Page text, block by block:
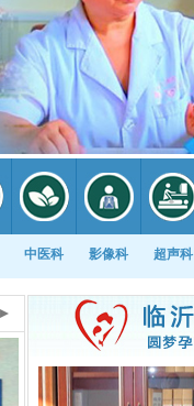
中医科 影像科 超声科